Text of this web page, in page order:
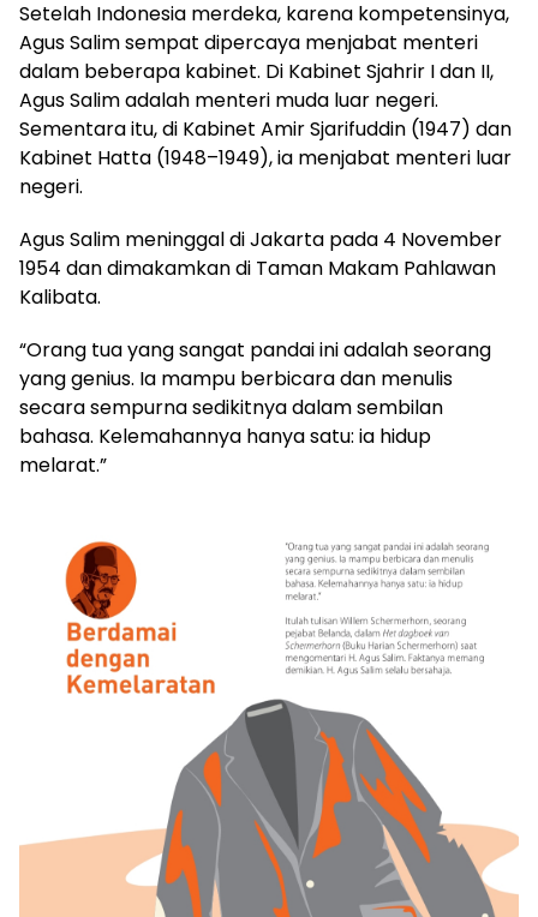
Setelah Indonesia merdeka, karena kompetensinya,
Agus Salim sempat dipercaya menjabat menteri
dalam beberapa kabinet. Di Kabinet Sjahrir I dan II,
Agus Salim adalah menteri muda luar negeri.
Sementara itu, di Kabinet Amir Sjarifuddin (1947) dan
Kabinet Hatta (1948–1949), ia menjabat menteri luar
negeri.
Agus Salim meninggal di Jakarta pada 4 November
1954 dan dimakamkan di Taman Makam Pahlawan
Kalibata.
“Orang tua yang sangat pandai ini adalah seorang
yang genius. Ia mampu berbicara dan menulis
secara sempurna sedikitnya dalam sembilan
bahasa. Kelemahannya hanya satu: ia hidup
melarat.”